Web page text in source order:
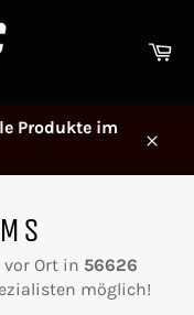
Produkte im
Ort in 56626
möglich!